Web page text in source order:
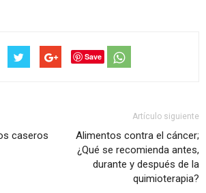
Save
caseros
Artículo siguiente
Alimentos contra el cáncer;
¿Qué se recomienda antes,
durante y después de la
quimioterapia?